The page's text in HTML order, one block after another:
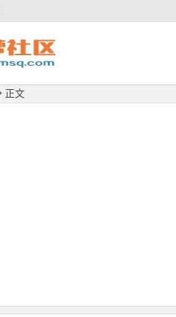
正文